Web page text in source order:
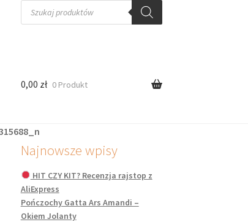
Wyszukiwarka
produktów
0,00 zł 0 Produkt
Najnowsze wpisy
HIT CZY KIT? Recenzja rajstop z
AliExpress
Pończochy Gatta Ars Amandi –
Okiem Jolanty